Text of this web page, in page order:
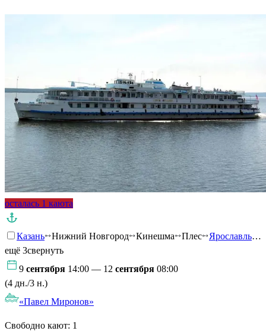
осталась 1 каюта
Казань Нижний Новгород Кинешма Плес Ярославль…
ещё 3свернуть
9 сентября 14:00 — 12 сентября 08:00
(4 дн./3 н.)
«Павел Миронов»
Свободно кают: 1